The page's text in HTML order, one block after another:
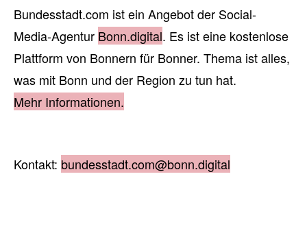
Bundesstadt.com ist ein Angebot der Social-
Media-Agentur Bonn.digital. Es ist eine kostenlose
Plattform von Bonnern für Bonner. Thema ist alles,
was mit Bonn und der Region zu tun hat.
Mehr Informationen.
Kontakt: bundesstadt.com@bonn.digital